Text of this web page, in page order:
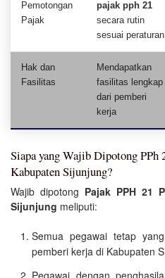
Pemotongan
Pajak
pajak pph 21
secara rutin
sesuai peraturan
Hak dan
Fasilitas
Mendapatkan
fasilitas lengkap
dari pemberi
kerja
Siapa yang Wajib Dipotong PPh
Kabupaten Sijunjung?
Wajib dipotong Pajak PPH 21
Sijunjung meliputi:
Semua pegawai tetap
pemberi kerja di Kabupaten
Pegawai dengan